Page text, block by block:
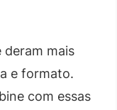
deram mais
e formato.
com essas